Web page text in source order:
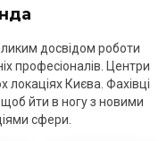
досвідом роботи
професіоналів. Центри
локаціях Києва. Фахівці
йти в ногу з новими
сфери.